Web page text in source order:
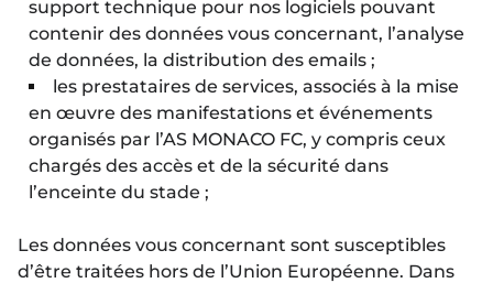
support technique pour nos logiciels pouvant
contenir des données vous concernant, l’analyse
de données, la distribution des emails ;
les prestataires de services, associés à la mise
en œuvre des manifestations et événements
organisés par l’AS MONACO FC, y compris ceux
chargés des accès et de la sécurité dans
l’enceinte du stade ;
Les données vous concernant sont susceptibles
d’être traitées hors de l’Union Européenne. Dans